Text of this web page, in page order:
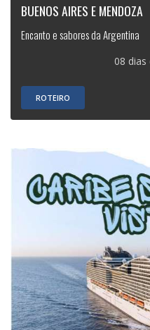
BUENOS AIRES E MENDOZA
Encanto e sabores da Argentina
08
ROTEIRO